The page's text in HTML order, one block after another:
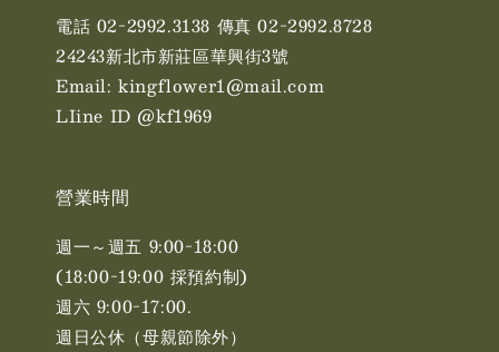
電話 02-2992.3138 傳真 02-2992.8728
24243新北市新莊區華興街3號
Email: kingflower1@mail.com
LIine ID @kf1969
營業時間
週一～週五 9:00-18:00
(18:00-19:00 採預約制)
週六 9:00-17:00. ​​
週日公休（母親節除外）